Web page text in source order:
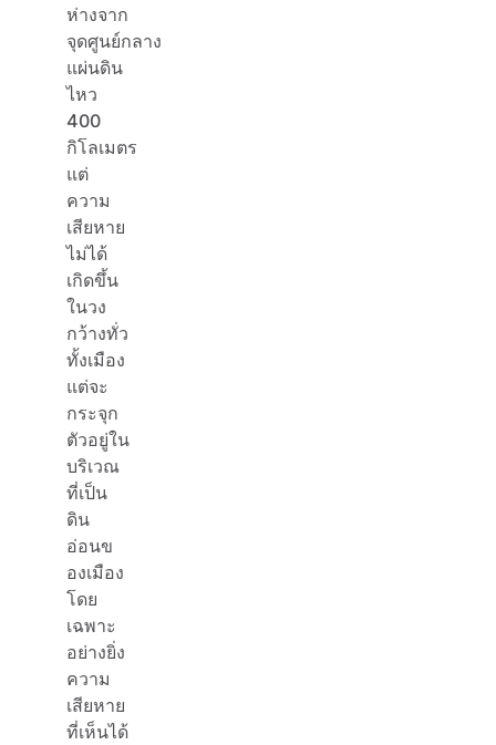
ห่างจาก
จุดศูนย์กลาง
แผ่นดิน
ไหว
400
กิโลเมตร
แต่
ความ
เสียหาย
ไม่ได้
เกิดขึ้น
ในวง
กว้างทั่ว
ทั้งเมือง
แต่จะ
กระจุก
ตัวอยู่ใน
บริเวณ
ที่เป็น
ดิน
อ่อนข
องเมือง
โดย
เฉพาะ
อย่างยิ่ง
ความ
เสียหาย
ที่เห็นได้